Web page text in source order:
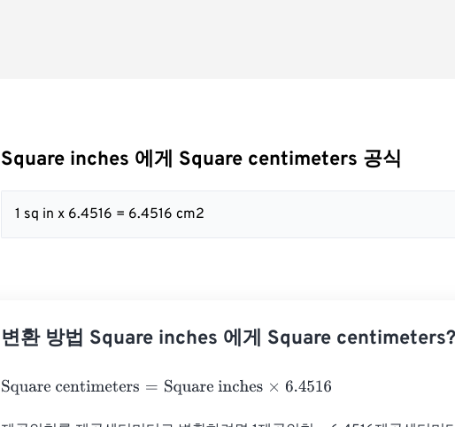
Square inches 에게 Square centimeters 공식
1 sq in x 6.4516 = 6.4516 cm2
변환 방법 Square inches 에게 Square centimeters?
Square centimeters=Square inches×6.4516